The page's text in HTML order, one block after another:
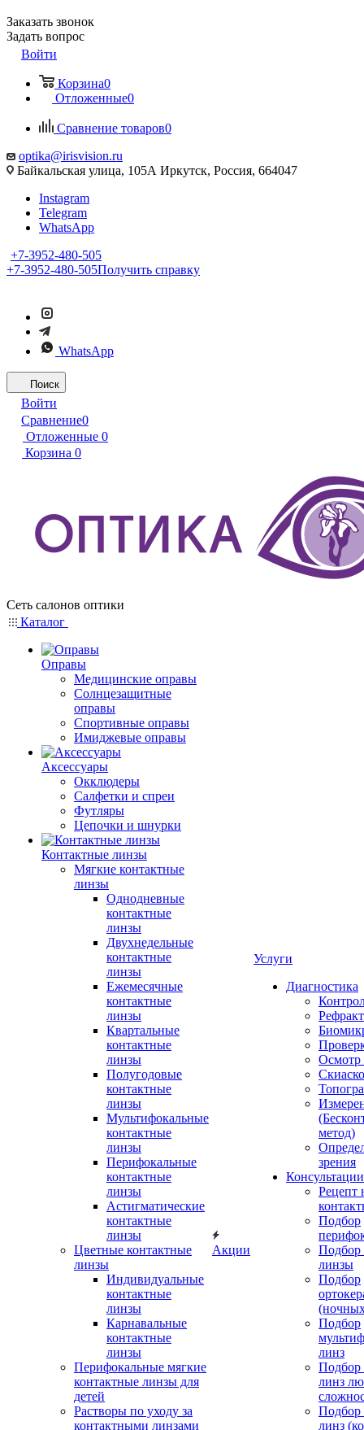
Заказать звонок
Задать вопрос
Войти
Корзина0
Отложенные0
Сравнение товаров0
optika@irisvision.ru
Байкальская улица, 105А Иркутск, Россия, 664047
Instagram
Telegram
WhatsApp
+7-3952-480-505
+7-3952-480-505Получить справку
WhatsApp
Поиск
Войти
Сравнение0
Отложенные 0
Корзина 0
Сеть салонов оптики
Каталог
Оправы
Медицинские оправы
Солнцезащитные
оправы
Спортивные оправы
Имиджевые оправы
Аксессуары
Окклюдеры
Салфетки и спреи
Футляры
Цепочки и шнурки
Контактные линзы
Мягкие контактные
линзы
Однодневные
контактные
линзы
Двухнедельные
контактные
линзы
Ежемесячные
контактные
линзы
Квартальные
контактные
линзы
Полугодовые
контактные
линзы
Мультифокальные
контактные
линзы
Перифокальные
контактные
линзы
Астигматические
контактные
линзы
Цветные контактные
линзы
Индивидуальные
контактные
линзы
Карнавальные
контактные
линзы
Перифокальные мягкие
контактные линзы для
детей
Растворы по уходу за
контактными линзами
Акции
Услуги
Диагностика
Осмотр
метод)
зрения
Рецепт
Подбор
Подбор
линзы
Подбор
Подбор
линз
Подбор
линз
Подбор
линз